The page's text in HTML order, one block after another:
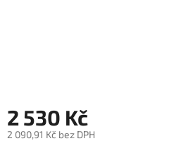
2 530 Kč
2 090,91 Kč bez DPH